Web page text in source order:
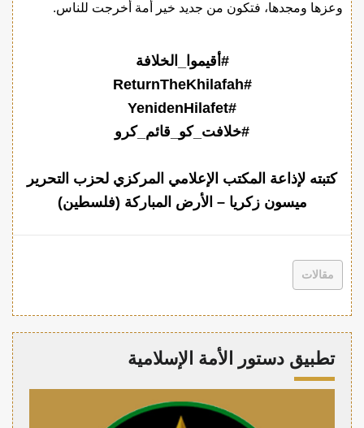
وعزها ومجدها، فتكون من جديد خير أمة أخرجت للناس.
#أقيموا_الخلافة
#ReturnTheKhilafah
#YenidenHilafet
#خلافت_کو_قائم_کرو
كتبته لإذاعة المكتب الإعلامي المركزي لحزب التحرير
ميسون زكريا – الأرض المباركة (فلسطين)
مقالات
تطبيق دستور الأمة الإسلامية